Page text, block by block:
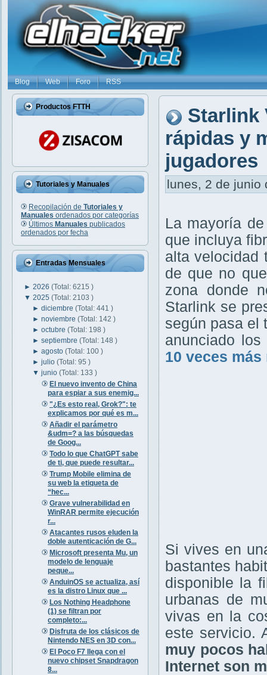
Blog Web Foro RSS
Productos FTTH
Tutoriales y Manuales
Recopilación de Tutoriales y
Manuales ordenados por categorías
Últimos Manuales publicados
ordenados por fecha
Entradas Mensuales
► 2026 (Total: 6215 )
▼ 2025 (Total: 2103 )
►diciembre(Total: 441 )
►noviembre(Total: 142 )
►octubre(Total: 198 )
►septiembre(Total: 148 )
►agosto(Total: 100 )
►julio(Total: 95 )
▼junio(Total: 133 )
El nuevo invento de China
para espiar a sus enemig...
"¿Es esto real, Grok?": te
explicamos por qué es m...
Añadir el parámetro
&udm=? a las búsquedas
de Goog...
Todo lo que ChatGPT sabe
de ti, que puede resultar...
Trump Mobile elimina de
su web la etiqueta de
“hec...
Grave vulnerabilidad en
WinRAR permite ejecución
r...
Atacantes rusos eluden la
doble autenticación de G...
Microsoft presenta Mu, un
modelo de lenguaje
peque...
AnduinOS se actualiza, así
es la distro Linux que ...
Los Nothing Headphone
(1) se filtran por
completo:...
Disfruta de los clásicos de
Nintendo NES en 3D con...
El Poco F7 llega con el
nuevo chipset Snapdragon
8...
Starlink
rápidas y
jugadores
lunes, 2 de junio
La mayoría
que incluya
alta velocidad
de que no
zona donde
Starlink se
según pasa el
anunciado
10 veces
Si vives en
bastantes
disponible la
urbanas de
vivas en la
este servicio.
muy pocos
Internet son